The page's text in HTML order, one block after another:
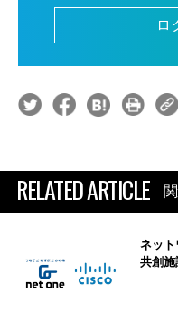
ロ
RELATED ARTICLE
ネッ
共創施